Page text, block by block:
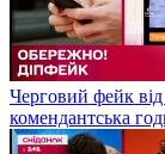
Черговий фейк
комендантська